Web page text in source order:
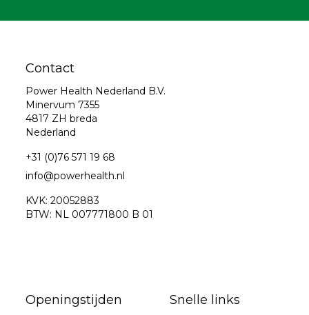
Contact
Power Health Nederland B.V.
Minervum 7355
4817 ZH breda
Nederland
+31 (0)76 571 19 68
info@powerhealth.nl
KVK: 20052883
BTW: NL 007771800 B 01
Openingstijden Snelle links